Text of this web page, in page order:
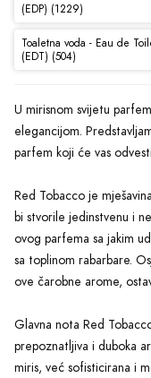
(EDP) (1229)
Toaletna voda - Eau de
(EDT) (504)
U mirisnom svijetu
elegancijom.
parfem koji će vas
Red Tobacco je
bi stvorile jedinstvenu i
ovog parfema sa jakim
sa toplinom rabarbare.
ove čarobne arome,
Glavna nota Red
prepoznatljiva i duboka
miris, već sofisticirana i